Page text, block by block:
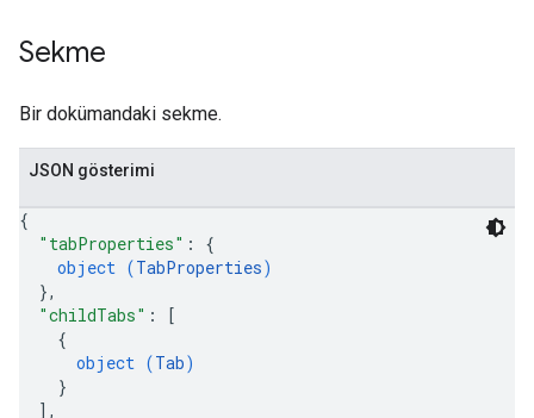
Sekme
Bir dokümandaki sekme.
JSON gösterimi
{
"tabProperties" : {
object (TabProperties)
},
"childTabs" :
[
{
object (Tab)
}
] ,